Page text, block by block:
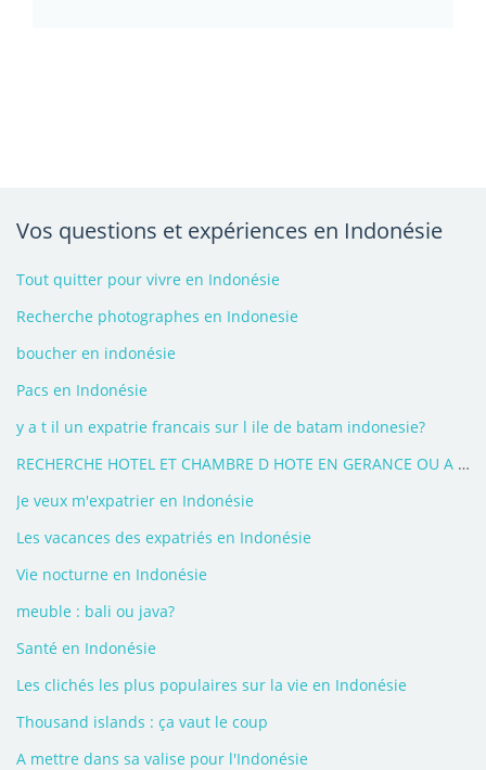
Vos questions et expériences en Indonésie
Tout quitter pour vivre en Indonésie
Recherche photographes en Indonesie
boucher en indonésie
Pacs en Indonésie
y a t il un expatrie francais sur l ile de batam indonesie?
RECHERCHE HOTEL ET CHAMBRE D HOTE EN GERANCE OU A ACHETER
Je veux m'expatrier en Indonésie
Les vacances des expatriés en Indonésie
Vie nocturne en Indonésie
meuble : bali ou java?
Santé en Indonésie
Les clichés les plus populaires sur la vie en Indonésie
Thousand islands : ça vaut le coup
A mettre dans sa valise pour l'Indonésie